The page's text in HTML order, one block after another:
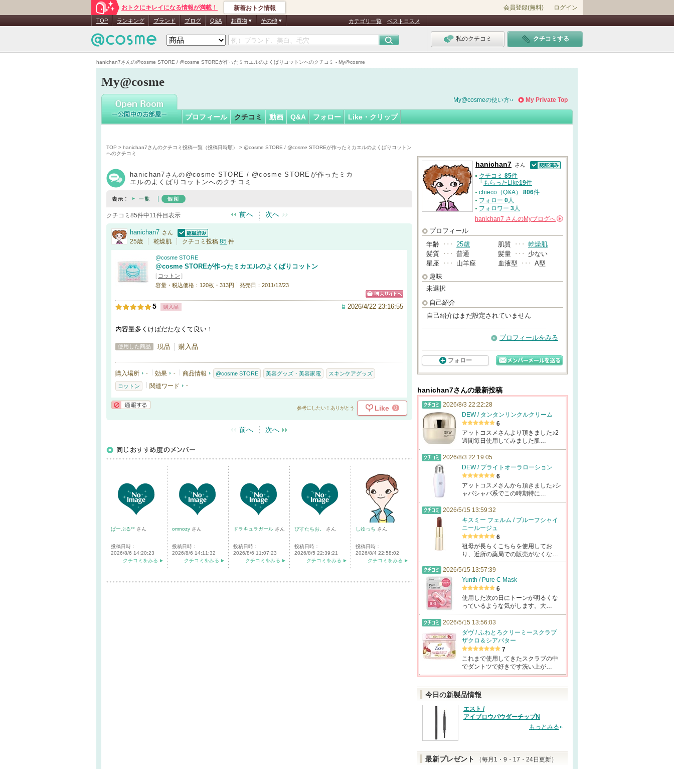
hanichan7さんの@cosme STORE / @cosme STOREが作ったミカエルのよくばりコットンへのクチコミ - My@cosme
おトクにキレイになる情報が満載！ 新着おトク情報 会員登録(無料) ログイン
TOP ランキング ブランド ブログ Q&A お買物 その他 カテゴリ一覧 ベストコスメ
私のクチコミ クチコミする
My@cosme
hanichan7さん
認
証
My Private Top
My@cosmeの使い方
プロフィール クチコミ 動画 Q&A フォロー Like・クリップ
TOP > hanichan7さんのクチコミ投稿一覧（投稿日時順）
> @cosme STORE / @cosme STOREが作ったミカエルのよくばりコットン
へのクチコミ
hanichan7 さんの @cosme STORE / @cosme STOREが作ったミカ
エルのよくばりコットンへのクチコミ
クチコミ85件中11件目表示 前へ 次へ
hanichan7 さん
認証済
25歳 乾燥肌 クチコミ投稿 85 件
@cosme STORE
@cosme STOREが作ったミカエルのよくばりコットン
[ コットン ]
容量・税込価格：120枚・313円
発売日：2011/12/23
5 購入品 2026/4/22 23:16:55
内容量多くけばだたなくて良い！
使用した商品 現品 購入品
購入場所 - 効果 - 商品情報 @cosme STORE 美容グッズ・美容家電 スキンケアグッズ
コットン 関連ワード -
参考にしたい！ありがとう Like 0
前へ 次へ
ぱーぷる** さん
投稿日時：
2026/8/6 14:20:23
クチコミをみる
omnozy さん
投稿日時：
2026/8/6 14:11:32
クチコミをみる
ドラキュラガール さん
投稿日時：
2026/8/6 11:07:23
クチコミをみる
ぴすたちお。 さん
投稿日時：
2026/8/5 22:39:21
クチコミをみる
しゆっち さん
投稿日時：
2026/8/4 22:58:02
クチコミをみる
hanichan7 さん
クチコミ 85件
└もらったLike19件
chieco（Q&A） 806件
フォロー 0人
フォロワー 3人
hanichan7 さんのMyブログへ
プロフィール
年齢 ･･･ 25歳 肌質 ･･･ 乾燥肌
髪質 ･･･ 普通 髪量 ･･･
少ない
星座 ･･･ 山羊座 血液型 ･･･ A型
趣味
未選択
自己紹介
自己紹介はまだ設定されていません
プロフィールをみる
フォロー
hanichan7さんの最新投稿
2026/8/3 22:22:28
DEW / タンタンリンクルクリーム
6
アットコスメさんより頂きました♪2
週間毎日使用してみました肌…
2026/8/3 22:19:05
DEW / ブライトオーラローション
6
アットコスメさんから頂きました♪シ
ャバシャバ系でこの時期特に…
2026/5/15 13:59:32
キスミー フェルム / プルーフシャイ
ニールージュ
6
祖母が長らくこちらを使用してお
り、近所の薬局での販売がなくな…
2026/5/15 13:57:39
Yunth / Pure C Mask
6
使用した次の日にトーンが明るくな
っているような気がします。大…
2026/5/15 13:56:03
ダヴ / ふわとろクリーミースクラブ
ザクロ＆シアバター
7
これまで使用してきたスクラブの中
でダントツで好きです洗い上が…
今日の新製品情報
エスト /
アイブロウパウダーチップN
もっとみる
最新プレゼント
（毎月1・9・17・24日更新）